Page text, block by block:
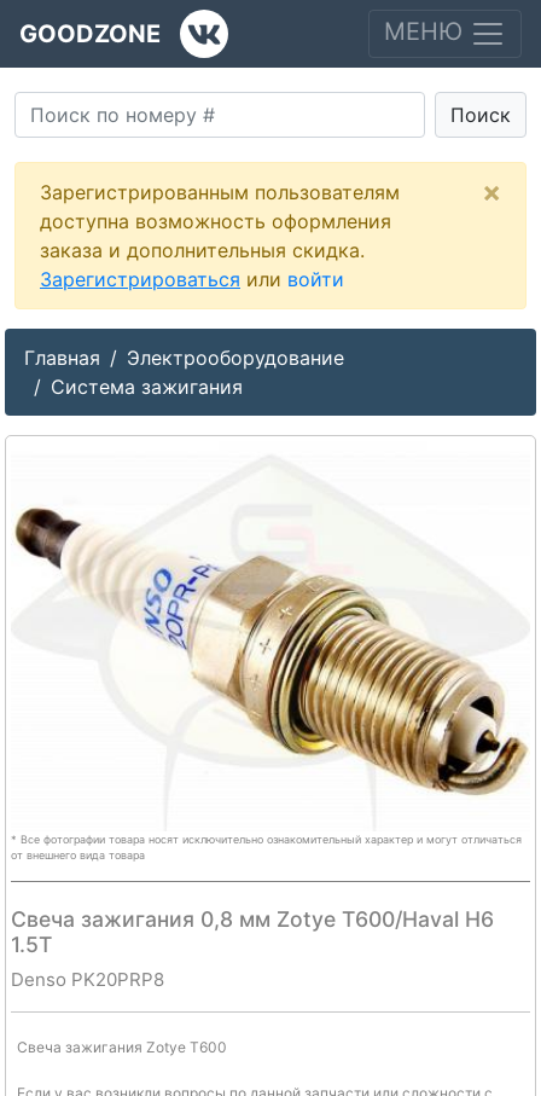
GOODZONE МЕНЮ
Поиск
Зарегистрированным пользователям
доступна возможность оформления
заказа и дополнительныя скидка.
Зарегистрироваться или войти
×
Главная
Электрооборудование
Система зажигания
* Все фотографии товара носят исключительно ознакомительный характер и могут отличаться
от внешнего вида товара
Свеча зажигания 0,8 мм Zotye T600/Haval H6
1.5T
Denso PK20PRP8
Свеча зажигания Zotye T600
Если у вас возникли вопросы по данной запчасти или сложности с